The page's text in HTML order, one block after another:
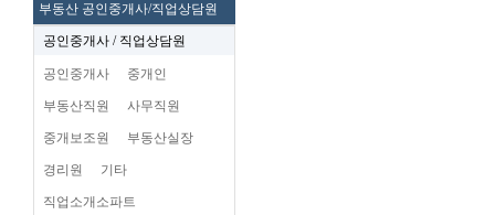
부동산 공인중개사/직업상담원
공인중개사 / 직업상담원
공인중개사 중개인
부동산직원 사무직원
중개보조원 부동산실장
경리원 기타
직업소개소파트